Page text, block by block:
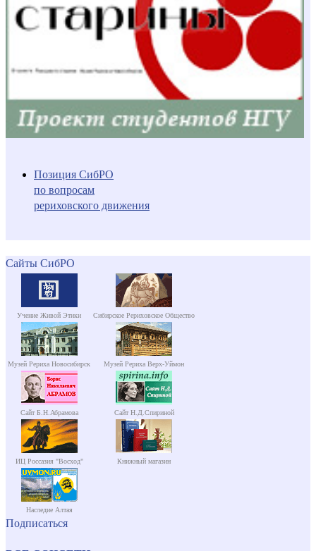
Позиция СибРО
по вопросам
рериховского движения
Сайты СибРО
Учение Живой Этики Сибирское Рериховское Общество
Музей Рериха Новосибирск Музей Рериха Верх-Уймон
Сайт Б.Н.Абрамова Сайт Н.Д.Спириной
ИЦ Россазия "Восход" Книжный магазин
Наследие Алтая
Подписаться